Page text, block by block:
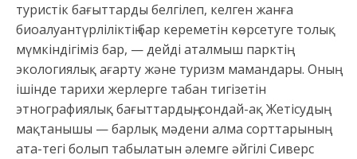
туристік бағыттарды белгілеп, келген жанға
биоалуантүрліліктің бар кереметін көрсетуге толық
мүмкіндігіміз бар, — дейді аталмыш парктің
экологиялық ағарту және туризм мамандары. Оның
ішінде тарихи жерлерге табан тигізетін
этнографиялық бағыттардың, сондай-ақ Жетісудың
мақтанышы — барлық мәдени алма сорттарының
ата-тегі болып табылатын әлемге әйгілі Сиверс